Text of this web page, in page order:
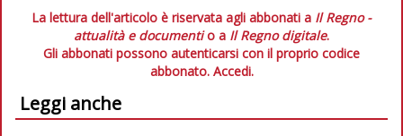
La lettura dell'articolo è riservata agli abbonati a Il Regno -
attualità e documentio a Il Regno digitale.
Gli abbonati possono autenticarsi con il proprio codice
abbonato. Accedi.
Leggi anche